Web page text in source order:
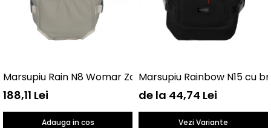
Marsupiu Rain N8 Womar Zaffiro AN-NN-08
188,11 Lei
Adauga in cos
Marsupiu Rainbow N15 cu
de la 44,74 Lei
Vezi Variante